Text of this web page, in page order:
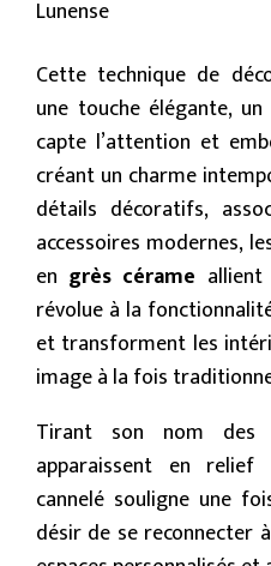
Lunense
Cette technique de
une touche élégante,
capte l’attention et
créant un charme
détails décoratifs,
accessoires modernes,
en grès cérame allient
révolue à la
et transforment les
image à la fois
Tirant son nom des
apparaissent en
cannelé souligne une
désir de se reconnecter